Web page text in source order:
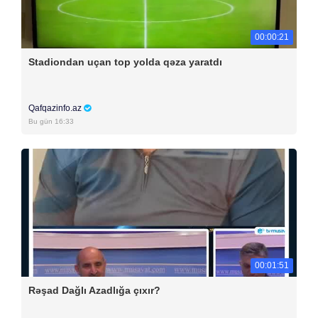
00:00:21
Stadiondan uçan top yolda qəza yaratdı
Qafqazinfo.az
Bu gün 16:33
00:01:51
Rəşad Dağlı Azadlığa çıxır?